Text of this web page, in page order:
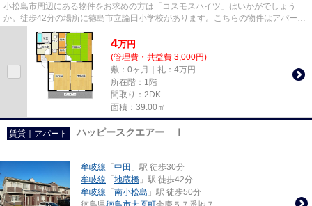
小松島市周辺にある物件をお求めの方は「コスモスハイツ」はいかがでしょう
か。徒歩42分の場所に徳島市立論田小学校があります。こちらの物件はアパート
です。こちらのアパートからは2...
4万円
(管理費・共益費 3,000円)
敷：0ヶ月｜礼：4万円
所在階：1階
間取り：2DK
面積：39.00㎡
賃貸｜アパート ハッピースクエアー Ⅰ
牟岐線 「 中田 」駅 徒歩30分
牟岐線 「 地蔵橋 」駅 徒歩42分
牟岐線 「 南小松島 」駅 徒歩50分